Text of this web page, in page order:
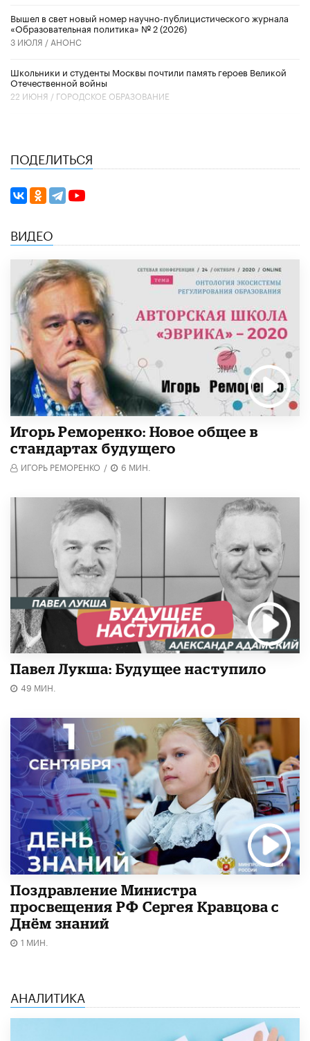
Вышел в свет новый номер научно-публицистического журнала
«Образовательная политика» № 2 (2026)
3 ИЮЛЯ / АНОНС
Школьники и студенты Москвы почтили память героев Великой
Отечественной войны
22 ИЮНЯ / ГОРОДСКОЕ ОБРАЗОВАНИЕ
ПОДЕЛИТЬСЯ
ВИДЕО
Игорь Реморенко: Новое общее в
стандартах будущего
ИГОРЬ РЕМОРЕНКО / 6 МИН.
Павел Лукша: Будущее наступило
49 МИН.
Поздравление Министра
просвещения РФ Сергея Кравцова с
Днём знаний
1 МИН.
АНАЛИТИКА